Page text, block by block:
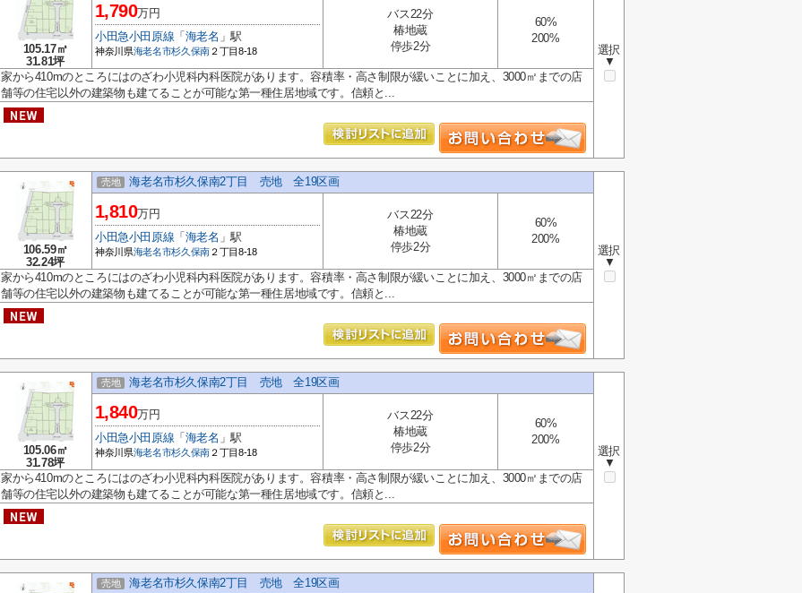
105.17㎡
31.81坪
選択
▼
1,790万円
小田急小田原線 「 海老名 」駅
神奈川県海老名市杉久保南２丁目8-18
バス22分
椿地蔵
停歩2分
60%
200%
家から410mのところにはのざわ小児科内科医院があります。容積率・高さ制限が緩いことに加え、3000㎡までの店
舗等の住宅以外の建築物も建てることが可能な第一種住居地域です。信頼と...
106.59㎡
32.24坪
売地 海老名市杉久保南2丁目 売地 全19区画
選択
▼
1,810万円
小田急小田原線 「 海老名 」駅
神奈川県海老名市杉久保南２丁目8-18
バス22分
椿地蔵
停歩2分
60%
200%
家から410mのところにはのざわ小児科内科医院があります。容積率・高さ制限が緩いことに加え、3000㎡までの店
舗等の住宅以外の建築物も建てることが可能な第一種住居地域です。信頼と...
105.06㎡
31.78坪
売地 海老名市杉久保南2丁目 売地 全19区画
選択
▼
1,840万円
小田急小田原線 「 海老名 」駅
神奈川県海老名市杉久保南２丁目8-18
バス22分
椿地蔵
停歩2分
60%
200%
家から410mのところにはのざわ小児科内科医院があります。容積率・高さ制限が緩いことに加え、3000㎡までの店
舗等の住宅以外の建築物も建てることが可能な第一種住居地域です。信頼と...
売地 海老名市杉久保南2丁目 売地 全19区画